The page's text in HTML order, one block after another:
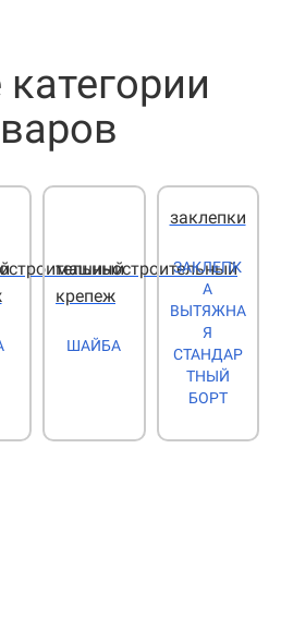
машиностроительный
крепеж
ШАЙБА
заклепки
ЗАКЛЕПК
А
ВЫТЯЖНА
Я
СТАНДАР
ТНЫЙ
БОРТ